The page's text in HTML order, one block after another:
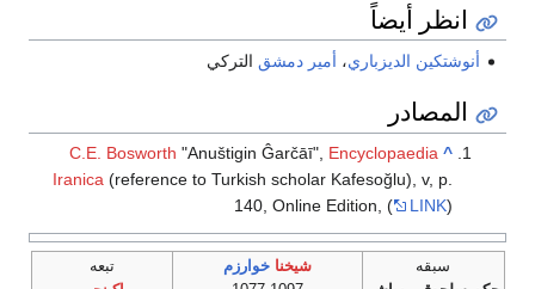
انظر أيضاً
أنوشتكين الديزباري، أمير دمشق التركي
المصادر
^
C.E. Bosworth "Anuštigin Ĝarčāī", Encyclopaedia
Iranica (reference to Turkish scholar Kafesoğlu), v, p.
140, Online Edition, (
LINK)
سبقه
شيخنا خوارزم
تبعه